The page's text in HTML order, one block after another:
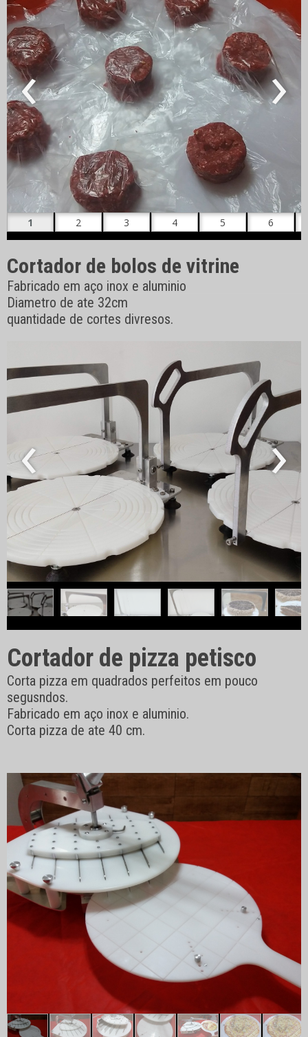
‹ ›
Cortador de bolos de vitrine
Fabricado em aço inox e aluminio
Diametro de ate 32cm
quantidade de cortes divresos.
‹ ›
Cortador de pizza petisco
Corta pizza em quadrados perfeitos em pouco
segusndos.
Fabricado em aço inox e aluminio.
Corta pizza de ate 40 cm.